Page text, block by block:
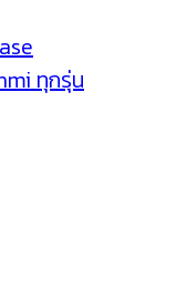
ทุกรุ่น